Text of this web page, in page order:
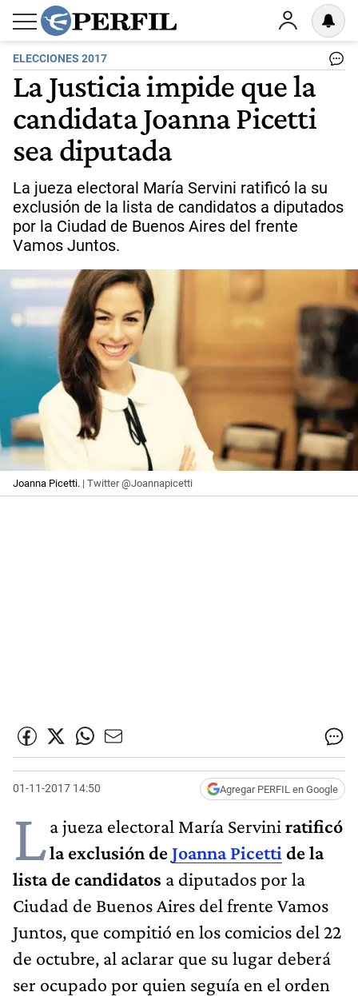
ELECCIONES 2017
La Justicia impide que la
candidata Joanna Picetti
sea diputada
La jueza electoral María Servini ratificó la su
exclusión de la lista de candidatos a diputados
por la Ciudad de Buenos Aires del frente
Vamos Juntos.
Joanna Picetti. | Twitter @Joannapicetti
01-11-2017 14:50 Agregar PERFIL en Google
La jueza electoral María Servini ratificó
la exclusión deJoanna Picetti de la
lista de candidatos a diputados por la
Ciudad de Buenos Aires del frente Vamos
Juntos, que compitió en los comicios del 22
de octubre, al aclarar que su lugar deberá
ser ocupado por quien seguía en el orden